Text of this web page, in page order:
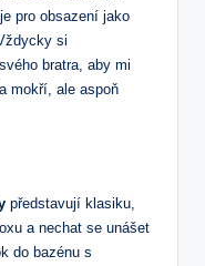
je pro obsazení jako
si
bratra, aby mi
mokří, ale aspoň
představují klasiku,
a nechat se unášet
do bazénu s